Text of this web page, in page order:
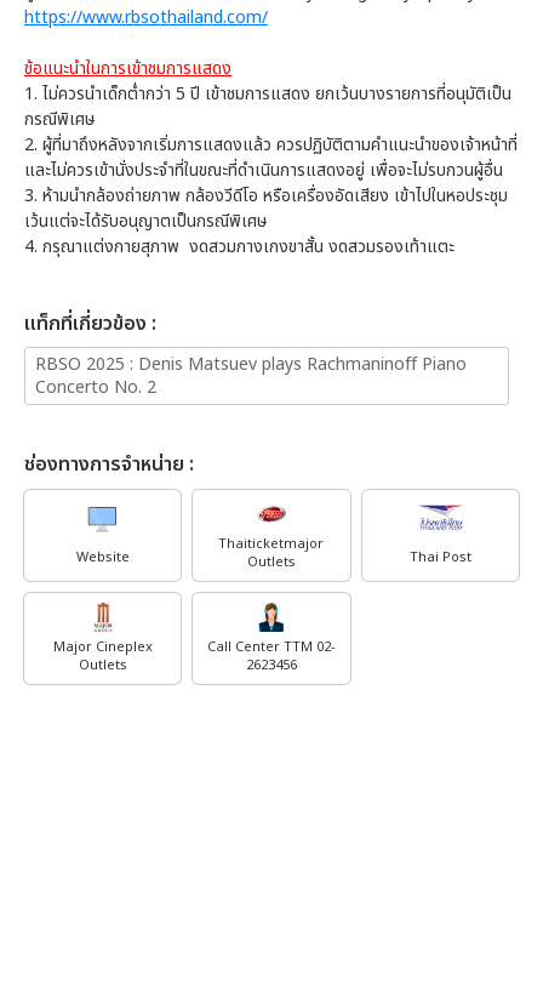
https://www.rbsothailand.com/
ข้อแนะนำในการเข้าชมการแสดง
1. ไม่ควรนำเด็กต่ำกว่า 5 ปี เข้าชมการแสดง ยกเว้นบางรายการที่อนุมัติเป็น
กรณีพิเศษ
2. ผู้ที่มาถึงหลังจากเริ่มการแสดงแล้ว ควรปฏิบัติตามคำแนะนำของเจ้าหน้าที่
และไม่ควรเข้านั่งประจำที่ในขณะที่ดำเนินการแสดงอยู่ เพื่อจะไม่รบกวนผู้อื่น
3. ห้ามนำกล้องถ่ายภาพ กล้องวีดีโอ หรือเครื่องอัดเสียง เข้าไปในหอประชุม
เว้นแต่จะได้รับอนุญาตเป็นกรณีพิเศษ
4. กรุณาแต่งกายสุภาพ งดสวมกางเกงขาสั้น งดสวมรองเท้าแตะ
เเท็กที่เกี่ยวข้อง :
RBSO 2025 : Denis Matsuev plays Rachmaninoff Piano
Concerto No. 2
ช่องทางการจำหน่าย :
Website
Thaiticketmajor
Outlets
Thai Post
Major Cineplex
Outlets
Call Center TTM 02-
2623456